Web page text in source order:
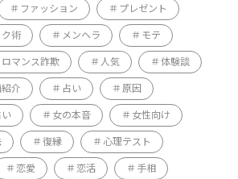
ファッション プレゼント
ク術 メンヘラ モテ
ロマンス詐欺 人気 体験談
介 占い 原因
い 女の本音 女性向け
復縁 心理テスト
恋愛 恋活 手相